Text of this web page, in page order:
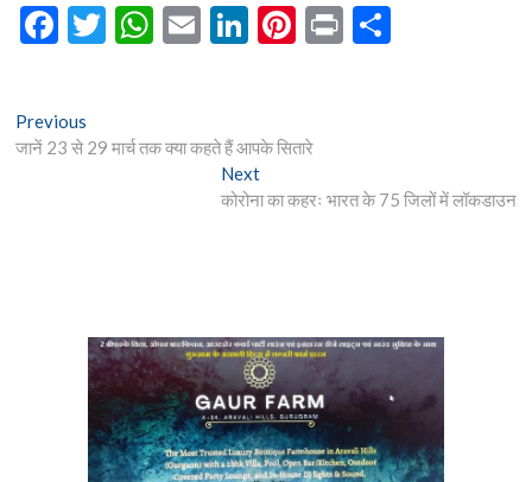
F
b
T
er
W
s
E
l
Li
dI
n
Pi
es
Pr
Post
navigation
Previous
post:
जानें 23 से 29 मार्च तक क्या कहते हैं आपके सितारे
NextNext
post:
कोरोना का कहरः भारत के 75 जिलों में लॉकडाउन